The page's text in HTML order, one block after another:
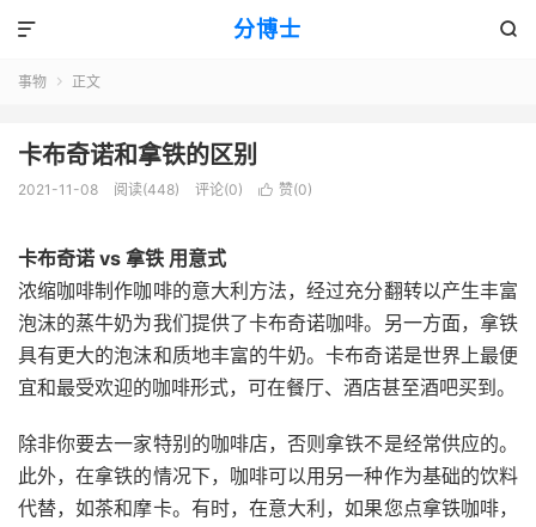
分博士 

事物  正文
卡布奇诺和拿铁的区别
2021-11-08 阅读(448) 评论(0)  赞(0)
卡布奇诺 vs 拿铁 用意式
浓缩咖啡制作咖啡的意大利方法，经过充分翻转以产生丰富
泡沫的蒸牛奶为我们提供了卡布奇诺咖啡。另一方面，拿铁
具有更大的泡沫和质地丰富的牛奶。卡布奇诺是世界上最便
宜和最受欢迎的咖啡形式，可在餐厅、酒店甚至酒吧买到。
除非你要去一家特别的咖啡店，否则拿铁不是经常供应的。
此外，在拿铁的情况下，咖啡可以用另一种作为基础的饮料
代替，如茶和摩卡。有时，在意大利，如果您点拿铁咖啡，